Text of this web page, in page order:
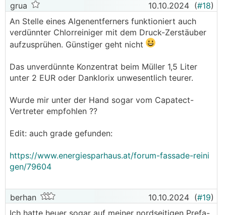
grua 10.10.2024 (#18)
An Stelle eines Algenentferners funktioniert auch
verdünnter Chlorreiniger mit dem Druck-Zerstäuber
aufzusprühen. Günstiger geht nicht
Das unverdünnte Konzentrat beim Müller 1,5 Liter
unter 2 EUR oder Danklorix unwesentlich teurer.
Wurde mir unter der Hand sogar vom Capatect-
Vertreter empfohlen ??
Edit: auch grade gefunden:
https://www.energiesparhaus.at/forum-fassade-reini
gen/79604
berhan 10.10.2024 (#19)
Ich hatte heuer sogar auf meiner nordseitigen Prefa-